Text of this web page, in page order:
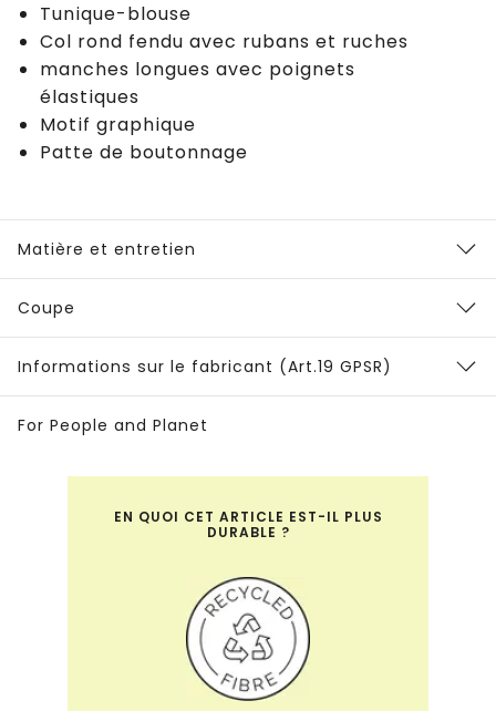
Tunique-blouse
Col rond fendu avec rubans et ruches
manches longues avec poignets
élastiques
Motif graphique
Patte de boutonnage
Matière et entretien
Coupe
Informations sur le fabricant (Art.19 GPSR)
For People and Planet
EN QUOI CET ARTICLE EST-IL PLUS
DURABLE ?